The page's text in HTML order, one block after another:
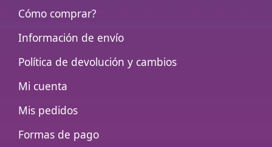
Cómo comprar?
Información de envío
Política de devolución y cambios
Mi cuenta
Mis pedidos
Formas de pago